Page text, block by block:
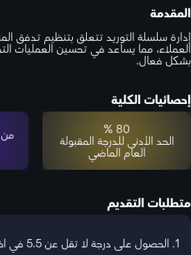
المقدمة
إدارة سلسلة التوريد تتعلق بتنظيم تدفق
العملاء، مما يساعد في تحسين العمليات
بشكل فعال.
إحصائيات الكلية
80 %
الحد الأدنى للدرجة المقبولة
العام الماضي
متطلبات التقديم
1. الحصول على درجة لا تقل عن 5.5 في اختبار IELTS المعتمد.